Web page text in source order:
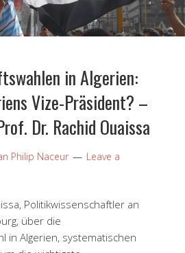
in Algerien:
Vize-Präsident? –
Dr. Rachid Ouaissa
Philip Naceur
Leave a
Politikwissenschaftler an
über die
in Algerien, systematischen